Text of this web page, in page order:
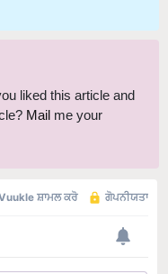
liked this article and
Mail me your